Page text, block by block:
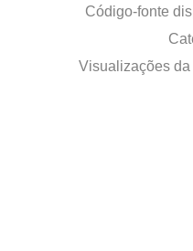
Código-fonte
Visualizações da